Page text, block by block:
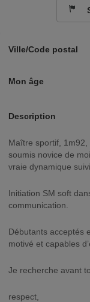
Ville/Code postal
Mon âge
Description
Maître sportif, 1m92, dominant expérimenté, recherche jeune
soumis novice de
vraie dynamique
Initiation SM soft
communication.
Débutants acceptés
motivé et capables
Je recherche avant
respect,